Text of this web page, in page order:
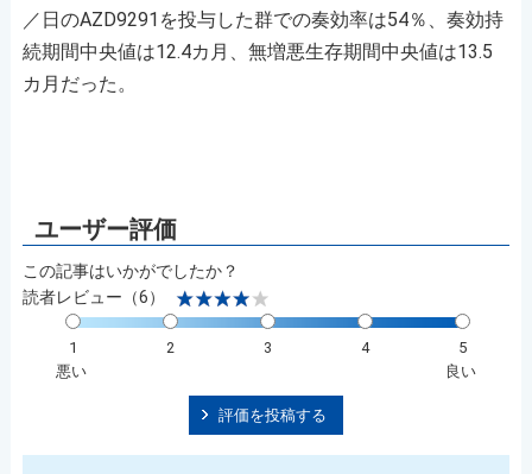
／日のAZD9291を投与した群での奏効率は54％、奏効持
続期間中央値は12.4カ月、無増悪生存期間中央値は13.5
カ月だった。
この記事はいかがでしたか？
読者レビュー（6）
1 2 3 4
5
悪い
良い
評価を投稿する